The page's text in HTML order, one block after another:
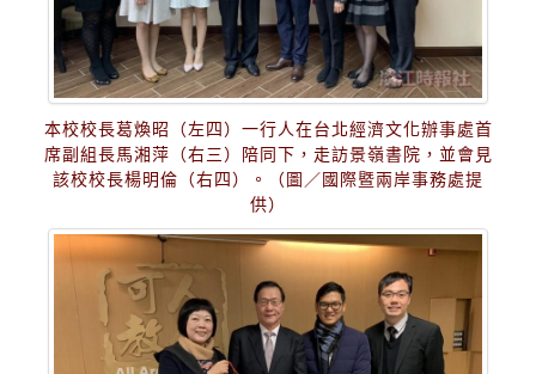
本校校長葛煥昭（左四）一行人在台北經濟文化辦事處首
席副組長馬湘萍（右三）陪同下，走訪景嶺書院，並會見
該校校長楊明倫（右四）。（圖／國際暨兩岸事務處提
供）